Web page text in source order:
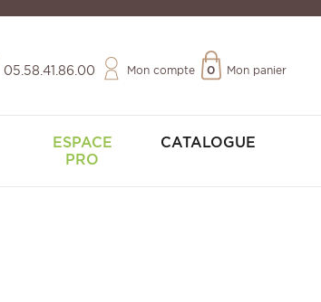
05.58.41.86.00 Mon compte Mon panier
0
ESPACE
PRO
CATALOGUE